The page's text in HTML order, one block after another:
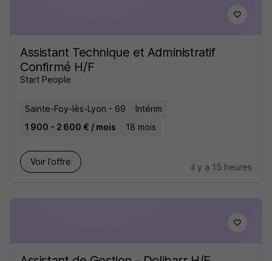
Assistant Technique et Administratif
Confirmé H/F
Start People
Sainte-Foy-lès-Lyon - 69
Intérim
1 900 - 2 600 € / mois
18 mois
Voir l’offre
il y a 15 heures